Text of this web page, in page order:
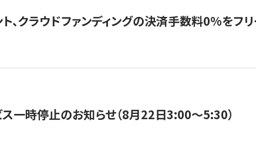
、クラウドファンディングの決済手数料0%をフ
一時停止のお知らせ（8月22日3:00〜5:30）